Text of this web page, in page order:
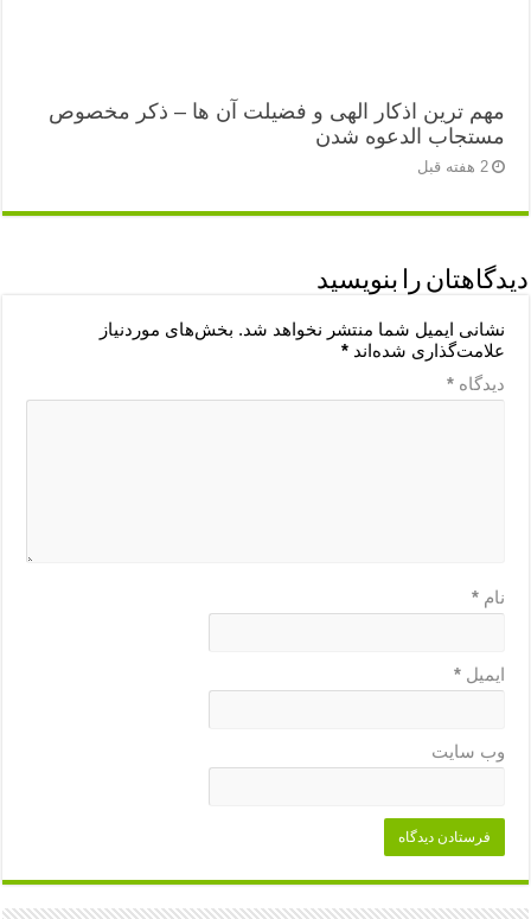
مهم ترین اذکار الهی و فضیلت آن ها – ذکر مخصوص
مستجاب الدعوه شدن
2 هفته قبل
دیدگاهتان را بنویسید
نشانی ایمیل شما منتشر نخواهد شد. بخش‌های موردنیاز
علامت‌گذاری شده‌اند*
دیدگاه*
نام*
ایمیل*
وب‌ سایت